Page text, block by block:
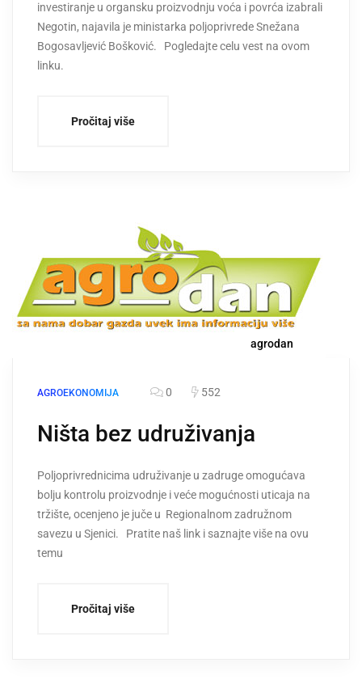
investiranje u organsku proizvodnju voća i povrća izabrali
Negotin, najavila je ministarka poljoprivrede Snežana
Bogosavljević Bošković. Pogledajte celu vest na ovom
linku.
Pročitaj više
agrodan
AGROEKONOMIJA 0 552
Ništa bez udruživanja
Poljoprivrednicima udruživanje u zadruge omogućava
bolju kontrolu proizvodnje i veće mogućnosti uticaja na
tržište, ocenjeno je juče u Regionalnom zadružnom
savezu u Sjenici. Pratite naš link i saznajte više na ovu
temu
Pročitaj više